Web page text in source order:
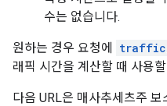
수는 없습니다.
원하는 경우 요청에
래픽 시간을 계산할 때 사용
다음 URL은 매사추세츠주